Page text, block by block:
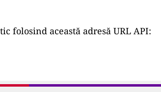
folosind această adresă URL API: